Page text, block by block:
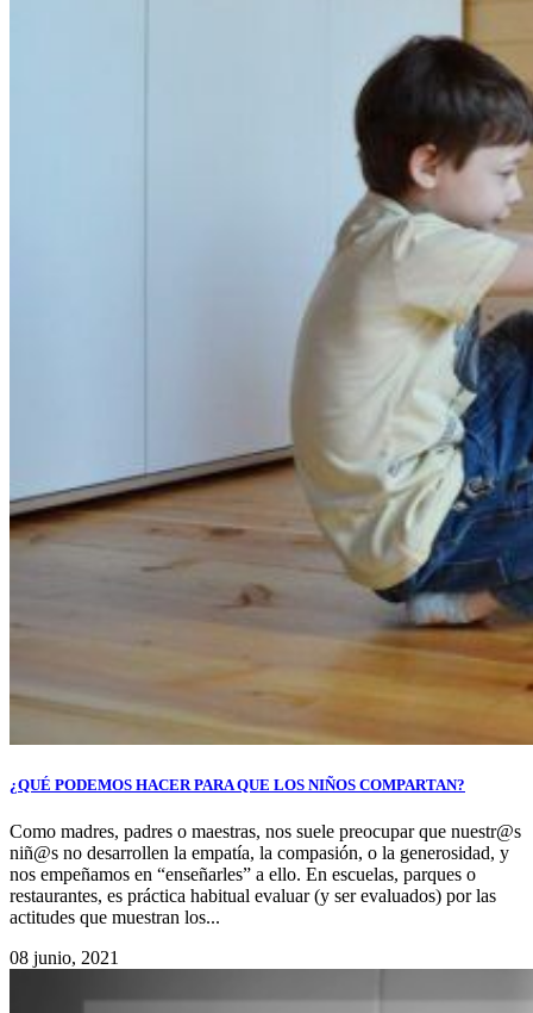
¿QUÉ PODEMOS HACER PARA QUE LOS NIÑOS COMPARTAN?
Como madres, padres o maestras, nos suele preocupar que nuestr@s
niñ@s no desarrollen la empatía, la compasión, o la generosidad, y
nos empeñamos en “enseñarles” a ello. En escuelas, parques o
restaurantes, es práctica habitual evaluar (y ser evaluados) por las
actitudes que muestran los...
08 junio, 2021